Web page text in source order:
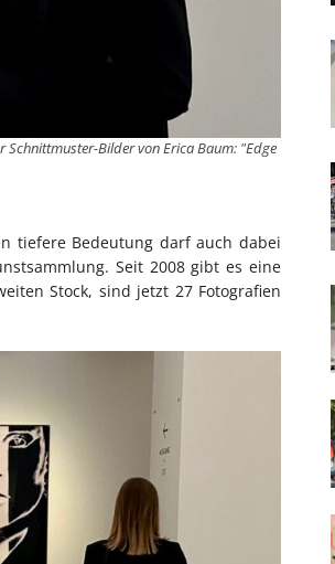
Bilder von Erica Baum: "Edge
tiefere Bedeutung darf auch dabei
Seit 2008 gibt es eine
Stock, sind jetzt 27 Fotografien